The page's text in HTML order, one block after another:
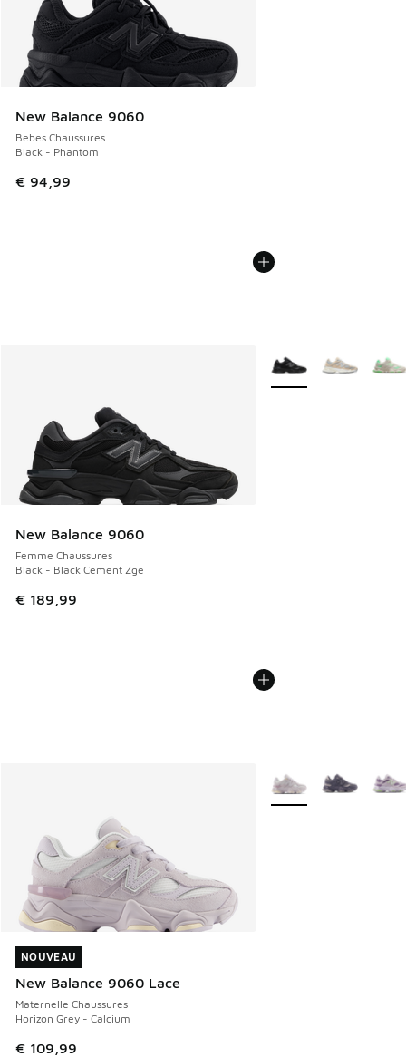
New Balance 9060
Bebes Chaussures
Black - Phantom
€ 94,99
New Balance 9060
Femme Chaussures
Black - Black Cement Zge
€ 189,99
Plus de couleurs
NOUVEAU
New Balance 9060 Lace
Maternelle Chaussures
Horizon Grey - Calcium
€ 109,99
NOUVEAU
Plus de couleurs